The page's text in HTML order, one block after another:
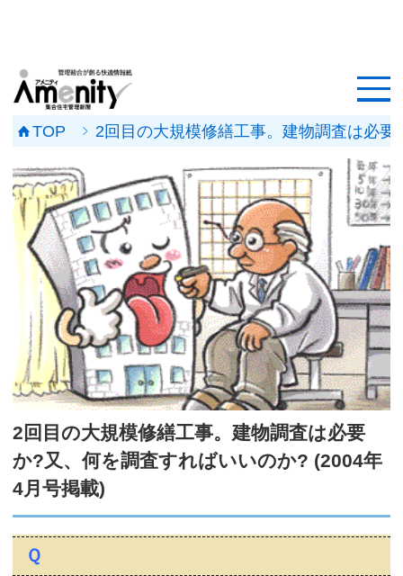
記事一覧
マンション改修ナビ
工事事例
メンテナンス会社
マンションメンテの無料相談
媒体資料
会社概要
サイトマップ
TOP 2回目の大規模修繕工事。建物調査は必
2回目の大規模修繕工事。建物調査は必要
か?又、何を調査すればいいのか? (2004年
4月号掲載)
Ｑ